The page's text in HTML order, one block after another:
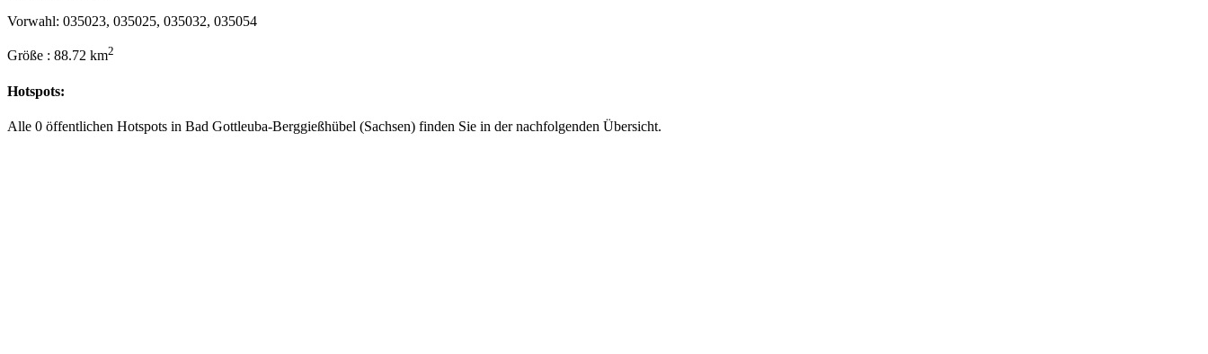
Vorwahl: 035023, 035025, 035032, 035054
Größe : 88.72 km2
Hotspots:
Alle 0 öffentlichen Hotspots in Bad Gottleuba-Berggießhübel (Sachsen) finden Sie in der nachfolgenden Übersicht.